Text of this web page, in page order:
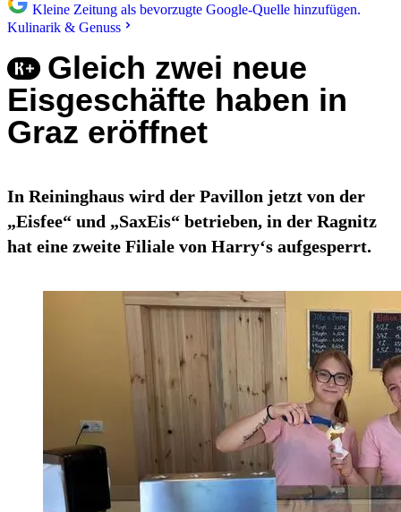
Kleine Zeitung als bevorzugte Google-Quelle hinzufügen.
Kulinarik & Genuss
Gleich zwei neue
Eisgeschäfte haben in
Graz eröffnet
In Reininghaus wird der Pavillon jetzt von der
„Eisfee“ und „SaxEis“ betrieben, in der Ragnitz
hat eine zweite Filiale von Harry‘s aufgesperrt.